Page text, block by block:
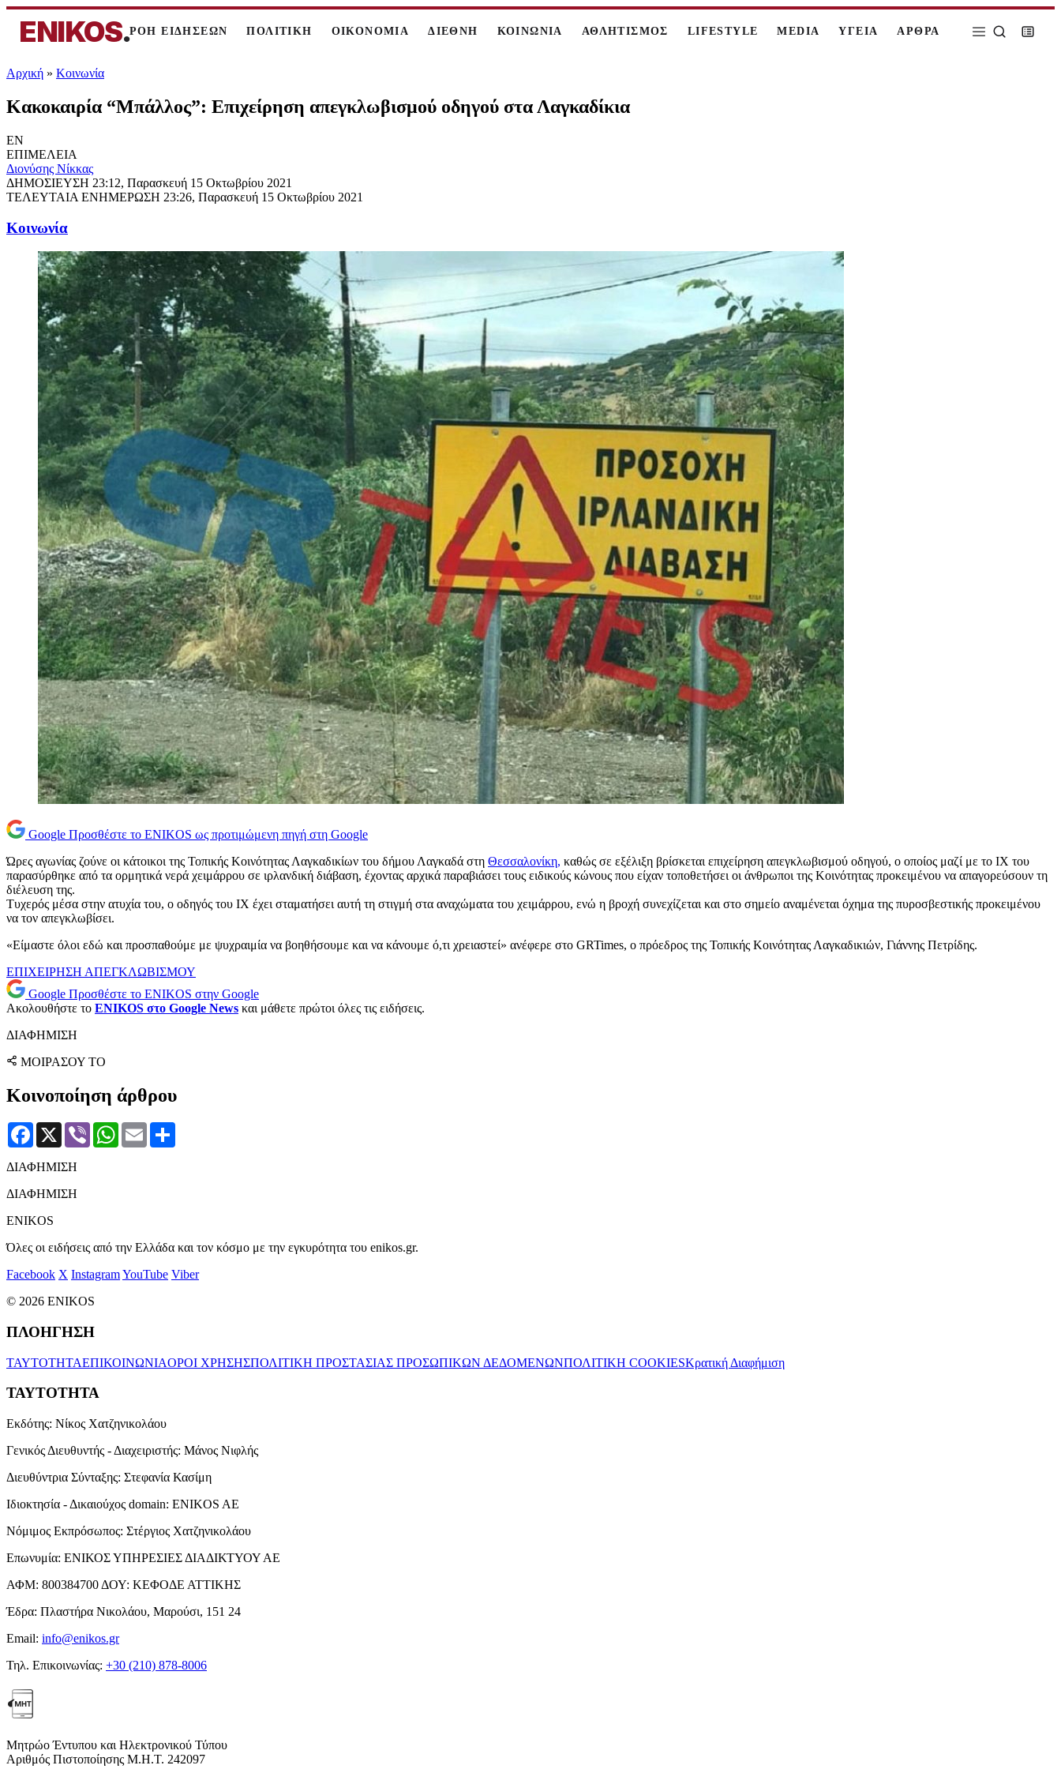
ENIKOS.ΡΟΗ ΕΙΔΗΣΕΩΝ ΠΟΛΙΤΙΚΗ ΟΙΚΟΝΟΜΙΑ ΔΙΕΘΝΗ ΚΟΙΝΩΝΙΑ ΑΘΛΗΤΙΣΜΟΣ LIFESTYLE MEDIA ΥΓΕΙΑ ΑΡΘΡΑ
Αρχική » Κοινωνία
Κακοκαιρία “Μπάλλος”: Επιχείρηση απεγκλωβισμού οδηγού στα Λαγκαδίκια
EN
ΕΠΙΜΕΛΕΙΑ
Διονύσης Νίκκας
ΔΗΜΟΣΙΕΥΣΗ 23:12, Παρασκευή 15 Οκτωβρίου 2021
ΤΕΛΕΥΤΑΙΑ ΕΝΗΜΕΡΩΣΗ 23:26, Παρασκευή 15 Οκτωβρίου 2021
Κοινωνία
Google Προσθέστε το ENIKOS ως προτιμώμενη πηγή στη Google
Ώρες αγωνίας ζούνε οι κάτοικοι της Τοπικής Κοινότητας Λαγκαδικίων του δήμου Λαγκαδά στη Θεσσαλονίκη, καθώς σε εξέλιξη βρίσκεται επιχείρηση απεγκλωβισμού οδηγού, ο οποίος μαζί με το ΙΧ του
παρασύρθηκε από τα ορμητικά νερά χειμάρρου σε ιρλανδική διάβαση, έχοντας αρχικά παραβιάσει τους ειδικούς κώνους που είχαν τοποθετήσει οι άνθρωποι της Κοινότητας προκειμένου να απαγορεύσουν τη
διέλευση της.
Τυχερός μέσα στην ατυχία του, ο οδηγός του ΙΧ έχει σταματήσει αυτή τη στιγμή στα αναχώματα του χειμάρρου, ενώ η βροχή συνεχίζεται και στο σημείο αναμένεται όχημα της πυροσβεστικής προκειμένου
να τον απεγκλωβίσει.
«Είμαστε όλοι εδώ και προσπαθούμε με ψυχραιμία να βοηθήσουμε και να κάνουμε ό,τι χρειαστεί» ανέφερε στο GRTimes, o πρόεδρος της Τοπικής Κοινότητας Λαγκαδικιών, Γιάννης Πετρίδης.
ΕΠΙΧΕΙΡΗΣΗ ΑΠΕΓΚΛΩΒΙΣΜΟΥ
Google Προσθέστε το ENIKOS στην Google
Ακολουθήστε το ENIKOS στο Google News και μάθετε πρώτοι όλες τις ειδήσεις.
ΔΙΑΦΗΜΙΣΗ
ΜΟΙΡΑΣΟΥ ΤΟ
Κοινοποίηση άρθρου
Facebook
X Viber WhatsApp
Email
ΔΙΑΦΗΜΙΣΗ
ΔΙΑΦΗΜΙΣΗ
ENIKOS
Όλες οι ειδήσεις από την Ελλάδα και τον κόσμο με την εγκυρότητα του enikos.gr.
Facebook X InstagramYouTube Viber
© 2026 ENIKOS
ΠΛΟΗΓΗΣΗ
ΤΑΥΤΟΤΗΤΑΕΠΙΚΟΙΝΩΝΙΑΟΡΟΙ ΧΡΗΣΗΣΠΟΛΙΤΙΚΗ ΠΡΟΣΤΑΣΙΑΣ ΠΡΟΣΩΠΙΚΩΝ ΔΕΔΟΜΕΝΩΝΠΟΛΙΤΙΚΗ COOKIESΚρατική Διαφήμιση
ΤΑΥΤΟΤΗΤΑ
Εκδότης: Νίκος Χατζηνικολάου
Γενικός Διευθυντής - Διαχειριστής: Μάνος Νιφλής
Διευθύντρια Σύνταξης: Στεφανία Κασίμη
Ιδιοκτησία - Δικαιούχος domain: ENIKOS AE
Νόμιμος Εκπρόσωπος: Στέργιος Χατζηνικολάου
Επωνυμία: ΕΝΙΚΟΣ ΥΠΗΡΕΣΙΕΣ ΔΙΑΔΙΚΤΥΟΥ ΑΕ
ΑΦΜ: 800384700 ΔΟΥ: ΚΕΦΟΔΕ ΑΤΤΙΚΗΣ
Έδρα: Πλαστήρα Νικολάου, Μαρούσι, 151 24
Email: info@enikos.gr
Τηλ. Επικοινωνίας: +30 (210) 878-8006
Μητρώο Έντυπου και Ηλεκτρονικού Τύπου
Αριθμός Πιστοποίησης Μ.Η.Τ. 242097